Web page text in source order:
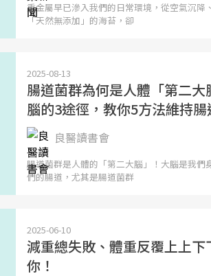
重金屬早已滲入我們的日常環境，從空氣沉
「天然無添加」的海苔，卻
2025-08-13
腸道菌群為何是人體「第二
腦的3途徑，教你5方法維持
良醫讀書會
腸道菌群是人體的「第二大腦」！大腦是我
們的腸道，尤其是腸道菌群
2025-06-10
減重總失敗、體重反覆上上
你！